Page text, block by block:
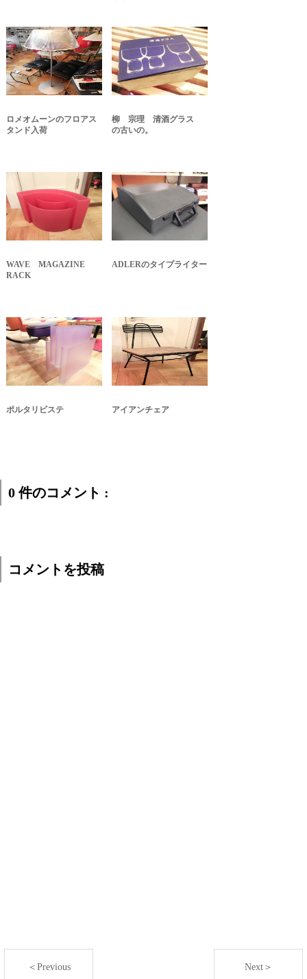
ロメオムーンのフロアス
タンド入荷
柳 宗理 清酒グラス
の古いの。
WAVE MAGAZINE
RACK
ADLERのタイプライター
ポルタリビステ アイアンチェア
0 件のコメント :
コメントを投稿
＜Previous Next＞